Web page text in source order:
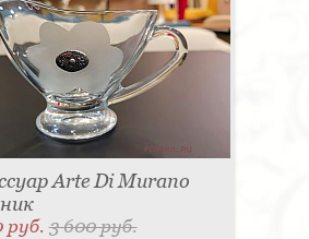
Arte Di Murano
руб.3 600 руб.